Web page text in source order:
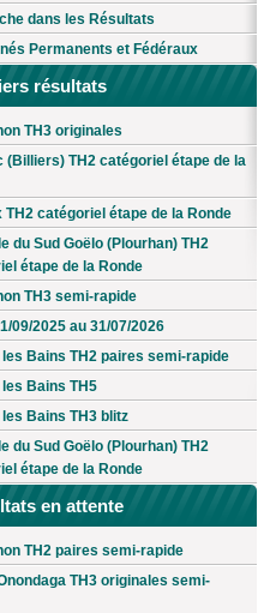
dans les Résultats
Permanents et Fédéraux
résultats
TH3 originales
(Billiers) TH2 catégoriel étape de la
TH2 catégoriel étape de la Ronde
du Sud Goëlo (Plourhan) TH2
étape de la Ronde
TH3 semi-rapide
09/2025 au 31/07/2026
Bains TH2 paires semi-rapide
Bains TH5
Bains TH3 blitz
du Sud Goëlo (Plourhan) TH2
étape de la Ronde
en attente
TH2 paires semi-rapide
TH3 originales semi-